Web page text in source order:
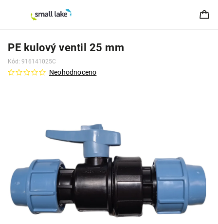
PE kulový ventil 25 mm
Kód: 916141025C
Neohodnoceno